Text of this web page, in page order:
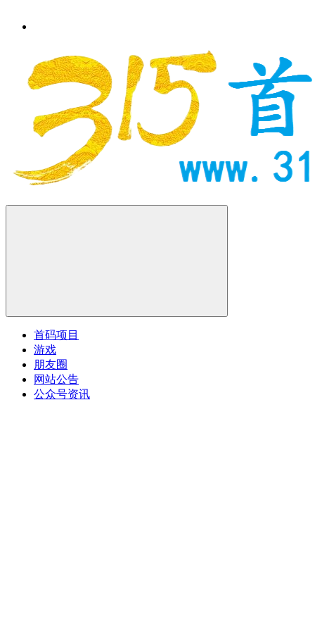
首码项目
游戏
朋友圈
网站公告
公众号资讯